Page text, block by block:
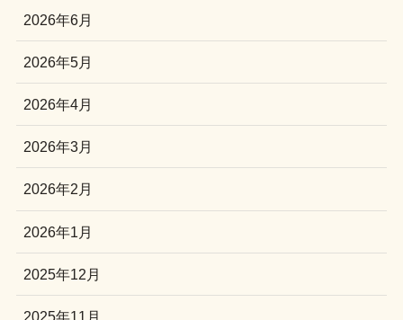
2026年6月
2026年5月
2026年4月
2026年3月
2026年2月
2026年1月
2025年12月
2025年11月